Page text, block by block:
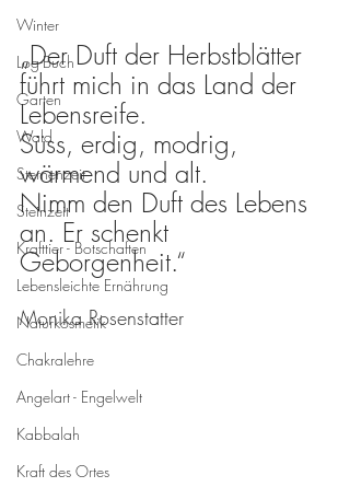
Winter
Log-Buch
Garten
Wald
Sternenzeit
Steinzeit
Krafttier - Botschaften
Lebensleichte Ernährung
Naturkosmetik
Chakralehre
Angelart - Engelwelt
Kabbalah
Kraft des Ortes
„Der Duft der Herbstblätter
führt mich in das Land der
Lebensreife.
Süss, erdig, modrig,
wärmend und alt.
Nimm den Duft des Lebens
an. Er schenkt
Geborgenheit.“
Monika Rosenstatter